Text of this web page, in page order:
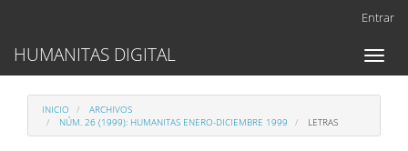
Contenido
principal
lateral
Entrar
Toggle
HUMANITAS DIGITAL
INICIO
ARCHIVOS
NÚM. 26 (1999): HUMANITAS ENERO-DICIEMBRE 1999
LETRAS